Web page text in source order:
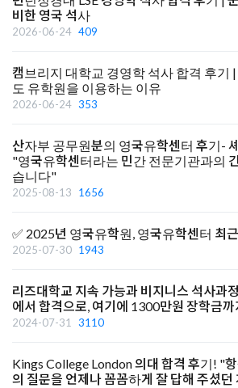
비한 영국 석사
2026-06-24 409
캠브리지 대학교 경영학 석사 합격 후기
도 유학원을 이용하는 이유
2026-06-24 353
산자부 공무원분의 영국유학센터 후기-
"영국유학센터라는 민간 전문기관과의
습니다"
2025-08-13 1656
✅ 2025년 영국유학원, 영국유학센터 최
2025-07-30 1943
리즈대학교 지속 가능과 비지니스 석사과
에서 합격으로, 여기에 1300만원 장학금
2024-07-31 3110
Kings College London 의대 합격 후기! "
의 질문을 언제나 꼼꼼하게 잘 답해 주셨